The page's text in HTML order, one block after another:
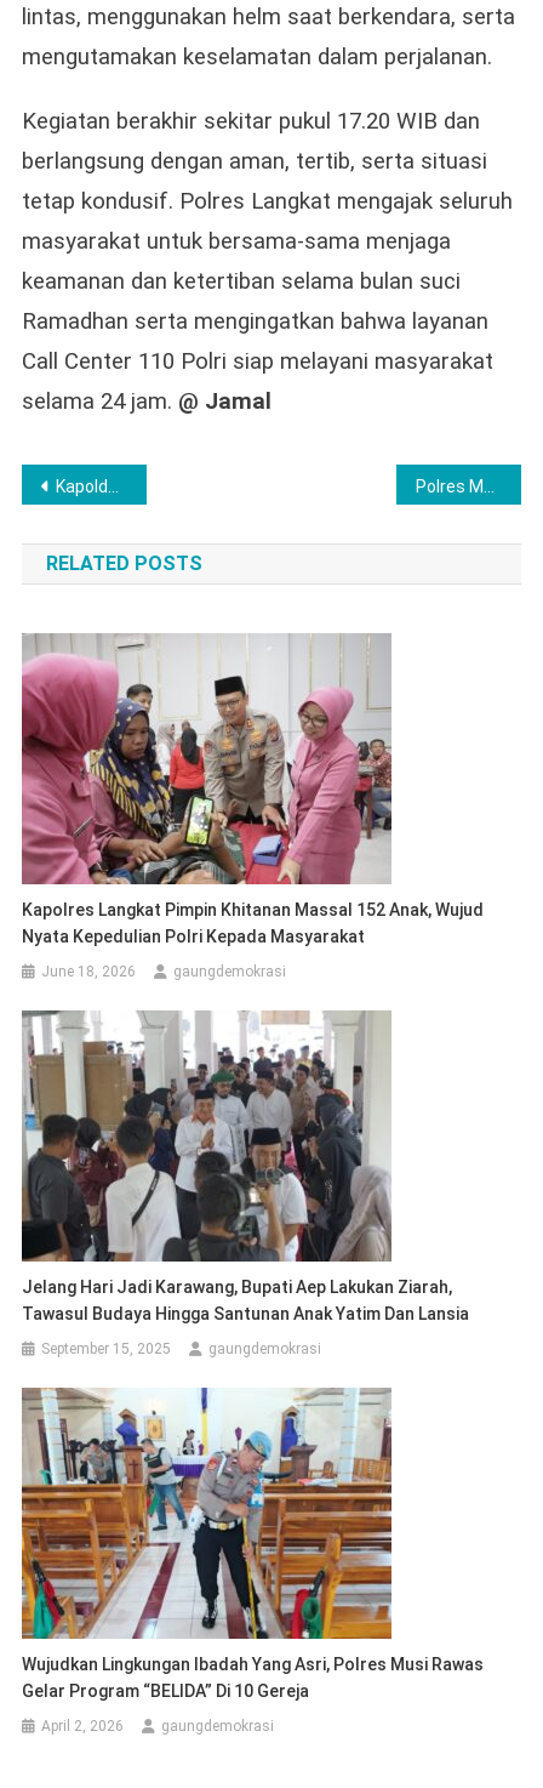
lintas, menggunakan helm saat berkendara, serta
mengutamakan keselamatan dalam perjalanan.
Kegiatan berakhir sekitar pukul 17.20 WIB dan
berlangsung dengan aman, tertib, serta situasi
tetap kondusif. Polres Langkat mengajak seluruh
masyarakat untuk bersama-sama menjaga
keamanan dan ketertiban selama bulan suci
Ramadhan serta mengingatkan bahwa layanan
Call Center 110 Polri siap melayani masyarakat
selama 24 jam. @ Jamal
Post
navigation
Kapolda Sumsel Irjen Pol. Dr. Sandi Nugroho, S.I.K., S.H., M.Hum Pimpin Langkah Strategis komplik Agraria Polres Musi Rawas Amankan Puluhan Kendaraan Diduga Terlibat Balap Liar
RELATED POSTS
Kapolres Langkat Pimpin Khitanan Massal 152 Anak, Wujud
Nyata Kepedulian Polri Kepada Masyarakat
June 18, 2026 gaungdemokrasi
Jelang Hari Jadi Karawang, Bupati Aep Lakukan Ziarah,
Tawasul Budaya Hingga Santunan Anak Yatim Dan Lansia
September 15, 2025 gaungdemokrasi
Wujudkan Lingkungan Ibadah Yang Asri, Polres Musi Rawas
Gelar Program “BELIDA” Di 10 Gereja
April 2, 2026 gaungdemokrasi